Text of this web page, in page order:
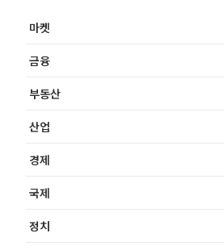
마켓
금융
부동산
산업
경제
국제
정치